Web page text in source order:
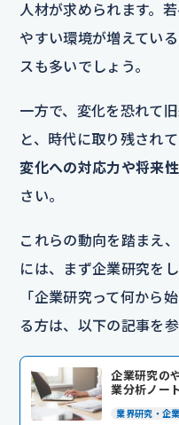
人材が求められます。
やすい環境が増えてい
スも多いでしょう。
一方で、変化を恐れて
と、時代に取り残され
変化への対応力や将来
さい。
これらの動向を踏まえ
には、まず企業研究を
「企業研究って何から
る方は、以下の記事を
企業研究の
業分析ノー
業界研究・企